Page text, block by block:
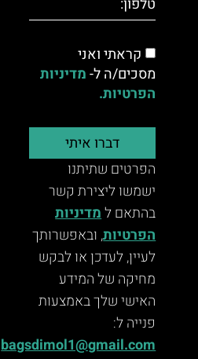
קראתי ואני
מסכים/ה ל-מדיניות
הפרטיות.
דברו איתי
הפרטים שתיתנו
ישמשו ליצירת קשר
בהתאם למדיניות
הפרטיות, ובאפשרותך
לעיין, לעדכן או לבקש
מחיקה של המידע
האישי שלך באמצעות
פנייה ל:
bagsdimol1@gmail.com